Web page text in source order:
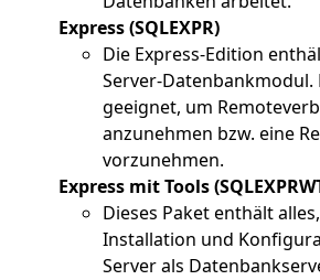
Express (SQLEXPR)
Die Express-Edition
Server-Datenbankmodul.
geeignet, um
anzunehmen bzw. eine
vorzunehmen.
Express mit Tools
Dieses Paket enthält
Installation und
Server als